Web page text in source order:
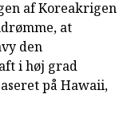
af Koreakrigen
at
den
i høj grad
på Hawaii,